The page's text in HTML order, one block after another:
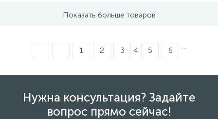
Показать больше товаров
1 2 3 4 5 6 ...
Нужна консультация? Задайте
вопрос прямо сейчас!